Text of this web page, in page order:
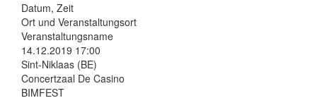
Datum, Zeit
Ort und Veranstaltungsort
Veranstaltungsname
14.12.2019 17:00
Sint-Niklaas (BE)
Concertzaal De Casino
BIMFEST